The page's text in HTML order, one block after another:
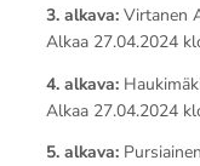
3. alkava:Virtanen
Alkaa 27.04.2024
4. alkava:
Alkaa 27.04.2024
5. alkava: